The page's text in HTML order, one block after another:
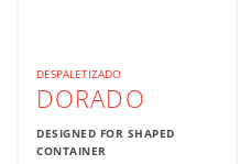
DESPALETIZADO
DORADO
DESIGNED FOR SHAPED
CONTAINER